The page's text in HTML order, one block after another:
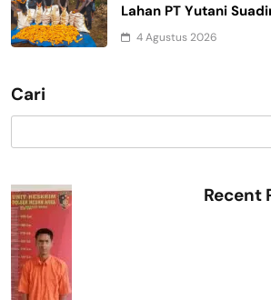
Lahan PT Yutani
4 Agustus 2026
Cari
Recent